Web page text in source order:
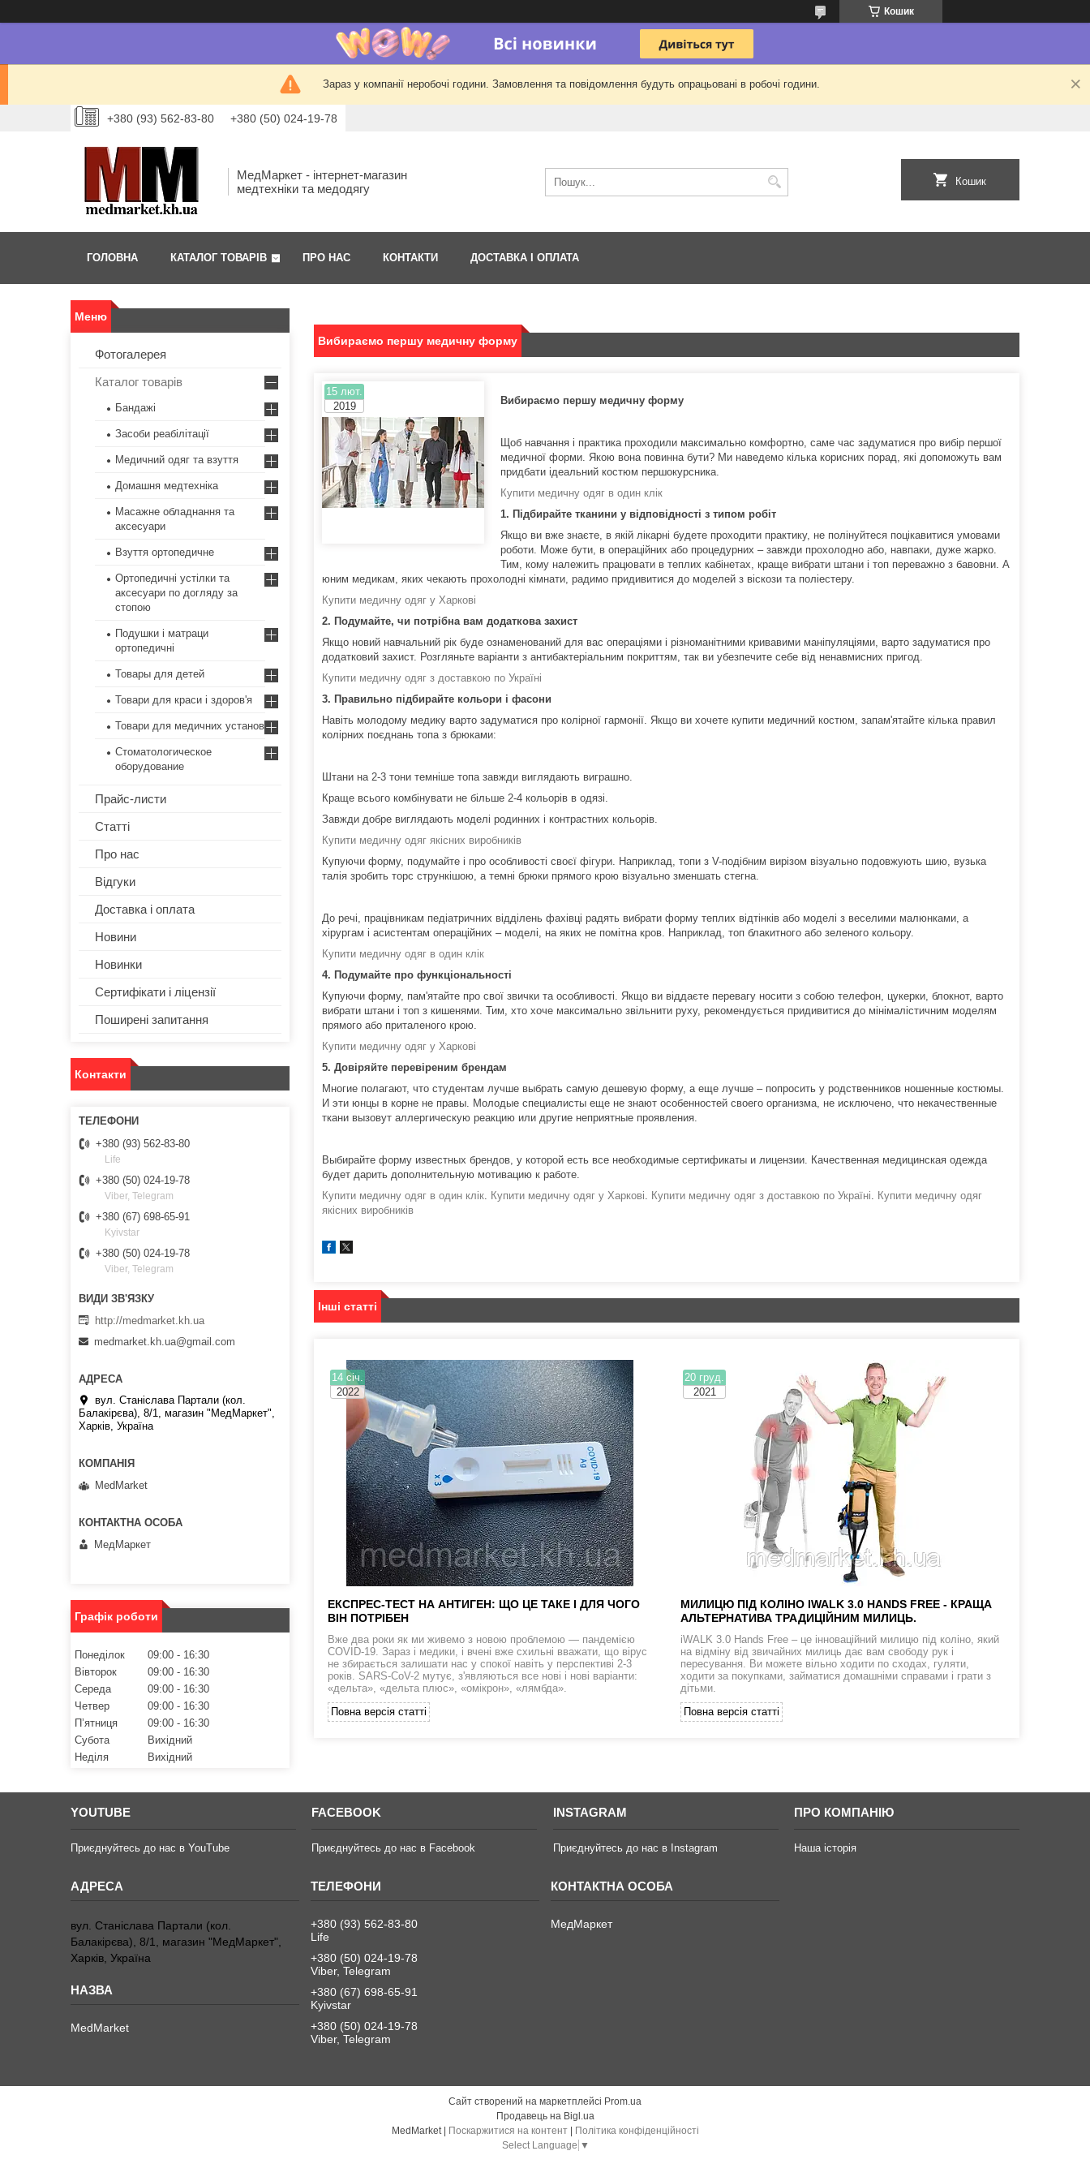
Кошик
Зараз у компанії неробочі години. Замовлення та повідомлення будуть опрацьовані в робочі години.
+380 (93) 562-83-80 +380 (50) 024-19-78
МедМаркет - інтернет-магазин
медтехніки та медодягу
Кошик
ГОЛОВНА КАТАЛОГ ТОВАРІВ ПРО НАС КОНТАКТИ ДОСТАВКА І ОПЛАТА
Вибираємо першу медичну форму
15 лют.
2019
Вибираємо першу медичну форму
Щоб навчання і практика проходили максимально комфортно, саме час задуматися про вибір першої
медичної форми. Якою вона повинна бути? Ми наведемо кілька корисних порад, які допоможуть вам
придбати ідеальний костюм першокурсника.
Купити медичну одяг в один клік
1. Підбирайте тканини у відповідності з типом робіт
Якщо ви вже знаєте, в якій лікарні будете проходити практику, не полінуйтеся поцікавитися умовами
роботи. Може бути, в операційних або процедурних – завжди прохолодно або, навпаки, дуже жарко.
Тим, кому належить працювати в теплих кабінетах, краще вибрати штани і топ переважно з бавовни. А
юним медикам, яких чекають прохолодні кімнати, радимо придивитися до моделей з віскози та поліестеру.
Купити медичну одяг у Харкові
2. Подумайте, чи потрібна вам додаткова захист
Якщо новий навчальний рік буде ознаменований для вас операціями і різноманітними кривавими маніпуляціями, варто задуматися про
додатковий захист. Розгляньте варіанти з антибактеріальним покриттям, так ви убезпечите себе від ненавмисних пригод.
Купити медичну одяг з доставкою по Україні
3. Правильно підбирайте кольори і фасони
Навіть молодому медику варто задуматися про колірної гармонії. Якщо ви хочете купити медичний костюм, запам'ятайте кілька правил
колірних поєднань топа з брюками:
Штани на 2-3 тони темніше топа завжди виглядають виграшно.
Краще всього комбінувати не більше 2-4 кольорів в одязі.
Завжди добре виглядають моделі родинних і контрастних кольорів.
Купити медичну одяг якісних виробників
Купуючи форму, подумайте і про особливості своєї фігури. Наприклад, топи з V-подібним вирізом візуально подовжують шию, вузька
талія зробить торс стрункішою, а темні брюки прямого крою візуально зменшать стегна.
До речі, працівникам педіатричних відділень фахівці радять вибрати форму теплих відтінків або моделі з веселими малюнками, а
хірургам і асистентам операційних – моделі, на яких не помітна кров. Наприклад, топ блакитного або зеленого кольору.
Купити медичну одяг в один клік
4. Подумайте про функціональності
Купуючи форму, пам'ятайте про свої звички та особливості. Якщо ви віддаєте перевагу носити з собою телефон, цукерки, блокнот, варто
вибрати штани і топ з кишенями. Тим, хто хоче максимально звільнити руху, рекомендується придивитися до мінімалістичним моделям
прямого або приталеного крою.
Купити медичну одяг у Харкові
5. Довіряйте перевіреним брендам
Многие полагают, что студентам лучше выбрать самую дешевую форму, а еще лучше – попросить у родственников ношенные костюмы.
И эти юнцы в корне не правы. Молодые специалисты еще не знают особенностей своего организма, не исключено, что некачественные
ткани вызовут аллергическую реакцию или другие неприятные проявления.
Выбирайте форму известных брендов, у которой есть все необходимые сертификаты и лицензии. Качественная медицинская одежда
будет дарить дополнительную мотивацию к работе.
Купити медичну одяг в один клік. Купити медичну одяг у Харкові. Купити медичну одяг з доставкою по Україні. Купити медичну одяг
якісних виробників
Інші статті
14 січ.
2022
ЕКСПРЕС-ТЕСТ НА АНТИГЕН: ЩО ЦЕ ТАКЕ І ДЛЯ ЧОГО
ВІН ПОТРІБЕН
Вже два роки як ми живемо з новою проблемою — пандемією
COVID-19. Зараз і медики, і вчені вже схильні вважати, що вірус
не збирається залишати нас у спокої навіть у перспективі 2-3
років. SARS-CoV-2 мутує, з'являються все нові і нові варіанти:
«дельта», «дельта плюс», «омікрон», «лямбда».
Повна версія статті
20 груд.
2021
МИЛИЦЮ ПІД КОЛІНО IWALK 3.0 HANDS FREE - КРАЩА
АЛЬТЕРНАТИВА ТРАДИЦІЙНИМ МИЛИЦЬ.
iWALK 3.0 Hands Free – це інноваційний милицю під коліно, який
на відміну від звичайних милиць дає вам свободу рук і
пересування. Ви можете вільно ходити по сходах, гуляти,
ходити за покупками, займатися домашніми справами і грати з
дітьми.
Повна версія статті
Фотогалерея
Каталог товарів
Бандажі
Засоби реабілітації
Медичний одяг та взуття
Домашня медтехніка
Масажне обладнання та
аксесуари
Взуття ортопедичне
Ортопедичні устілки та
аксесуари по догляду за
стопою
Подушки і матраци
ортопедичні
Товары для детей
Товари для краси і здоров'я
Товари для медичних установ
Стоматологическое
оборудование
Прайс-листи
Статті
Про нас
Відгуки
Доставка і оплата
Новини
Новинки
Сертифікати і ліцензії
Поширені запитання
Контакти
+380 (93) 562-83-80
Life
+380 (50) 024-19-78
Viber, Telegram
+380 (67) 698-65-91
Kyivstar
+380 (50) 024-19-78
Viber, Telegram
http://medmarket.kh.ua
medmarket.kh.ua@gmail.com
вул. Станіслава Партали (кол.
Балакірєва), 8/1, магазин "МедМаркет",
Харків, Україна
MedMarket
МедМаркет
Графік роботи
Понеділок 09:00
16:30
Вівторок
09:00
16:30
Середа
09:00
16:30
Четвер
09:00
16:30
Пʼятниця
09:00
16:30
Субота
Вихідний
Неділя
Вихідний
YOUTUBE
Приєднуйтесь до нас в YouTube
FACEBOOK
Приєднуйтесь до нас в Facebook
INSTAGRAM
Приєднуйтесь до нас в Instagram
ПРО КОМПАНІЮ
Наша історія
вул. Станіслава Партали (кол.
Балакірєва), 8/1, магазин "МедМаркет",
Харків, Україна
MedMarket
+380 (93) 562-83-80
Life
+380 (50) 024-19-78
Viber, Telegram
+380 (67) 698-65-91
Kyivstar
+380 (50) 024-19-78
Viber, Telegram
МедМаркет
Сайт створений на маркетплейсі Prom.ua
Продавець на Bigl.ua
MedMarket | Поскаржитися на контент | Політика конфіденційності
Select Language ▼